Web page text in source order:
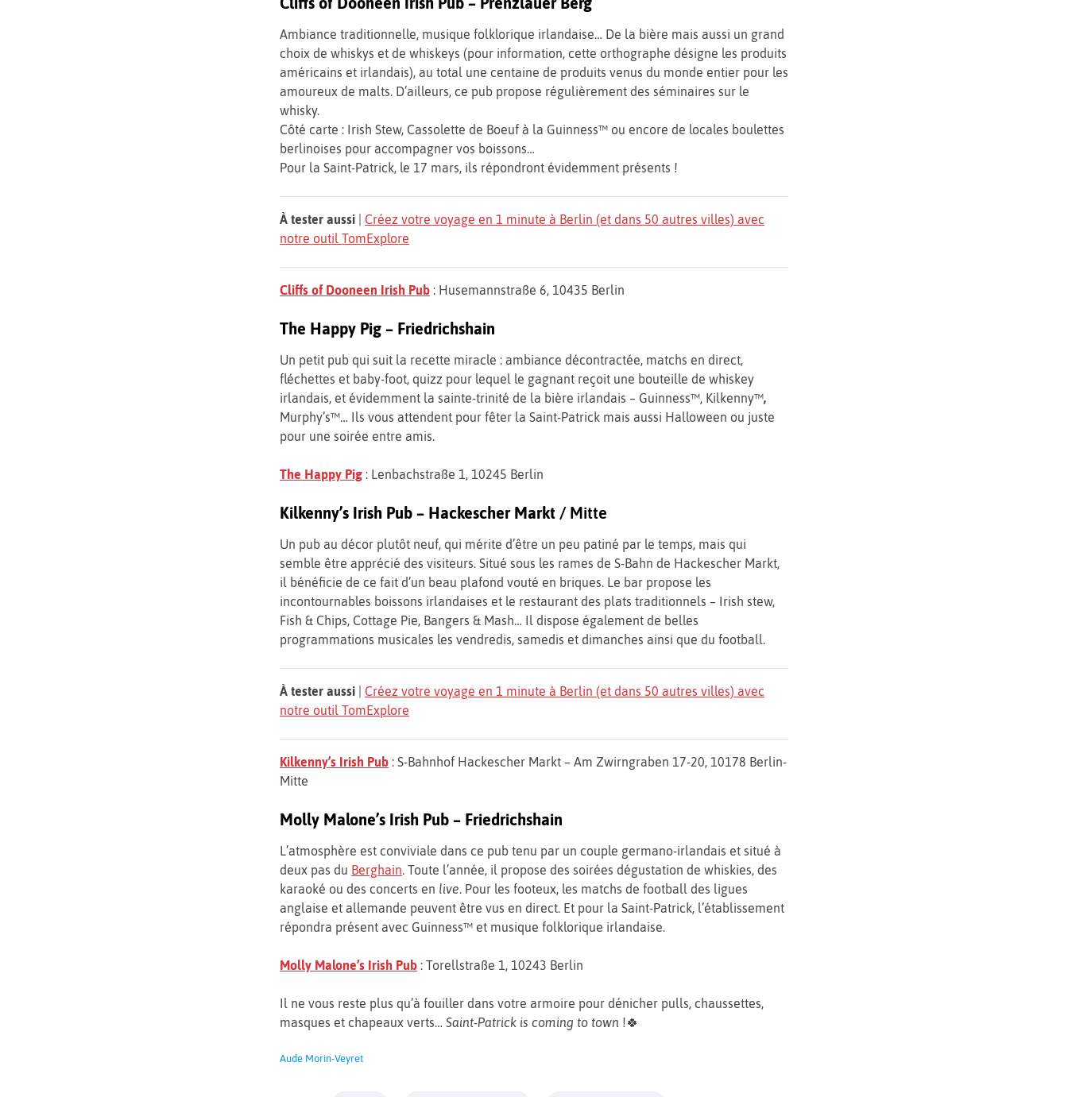
Ambiance traditionnelle, musique folklorique irlandaise… De la bière mais aussi un grand
choix de whiskys et de whiskeys (pour information, cette orthographe désigne les produits
américains et irlandais), au total une centaine de produits venus du monde entier pour les
amoureux de malts. D’ailleurs, ce pub propose régulièrement des séminaires sur le
whisky.
Côté carte : Irish Stew, Cassolette de Boeuf à la Guinness™ ou encore de locales boulettes
berlinoises pour accompagner vos boissons…
Pour la Saint-Patrick, le 17 mars, ils répondront évidemment présents !
À tester aussi
Créez votre voyage en 1 minute à Berlin (et dans 50 autres villes) avec
notre outil TomExplore
Cliffs of Dooneen Irish Pub : Husemannstraße 6, 10435 Berlin
The Happy Pig – Friedrichshain
Un petit pub qui suit la recette miracle : ambiance décontractée, matchs en direct,
fléchettes et baby-foot, quizz pour lequel le gagnant reçoit une bouteille de whiskey
irlandais, et évidemment la sainte-trinité de la bière irlandais – Guinness™, Kilkenny™,
Murphy’s™… Ils vous attendent pour fêter la Saint-Patrick mais aussi Halloween ou juste
pour une soirée entre amis.
The Happy Pig : Lenbachstraße 1, 10245 Berlin
Kilkenny’s Irish Pub – Hackescher Markt / Mitte
Un pub au décor plutôt neuf, qui mérite d’être un peu patiné par le temps, mais qui
semble être apprécié des visiteurs. Situé sous les rames de S-Bahn de Hackescher Markt,
il bénéficie de ce fait d’un beau plafond vouté en briques. Le bar propose les
incontournables boissons irlandaises et le restaurant des plats traditionnels – Irish stew,
Fish & Chips, Cottage Pie, Bangers & Mash… Il dispose également de belles
programmations musicales les vendredis, samedis et dimanches ainsi que du football.
À tester aussi
Créez votre voyage en 1 minute à Berlin (et dans 50 autres villes) avec
notre outil TomExplore
Kilkenny’s Irish Pub : S-Bahnhof Hackescher Markt – Am Zwirngraben 17-20, 10178 Berlin-
Mitte
Molly Malone’s Irish Pub – Friedrichshain
L’atmosphère est conviviale dans ce pub tenu par un couple germano-irlandais et situé à
deux pas du Berghain. Toute l’année, il propose des soirées dégustation de whiskies, des
karaoké ou des concerts en live. Pour les footeux, les matchs de football des ligues
anglaise et allemande peuvent être vus en direct. Et pour la Saint-Patrick, l’établissement
répondra présent avec Guinness™ et musique folklorique irlandaise.
Molly Malone’s Irish Pub : Torellstraße 1, 10243 Berlin
Il ne vous reste plus qu’à fouiller dans votre armoire pour dénicher pulls, chaussettes,
masques et chapeaux verts… Saint-Patrick is coming to town !🍀
Aude Morin-Veyret